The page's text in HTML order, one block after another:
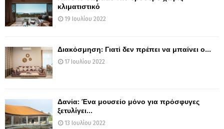
κλιματιστικό
19 Ιουλίου 2022
Διακόσμηση: Γιατί δεν πρέπει να μπαίνει ο...
17 Ιουλίου 2022
Δανία: Ένα μουσείο μόνο για πρόσφυγες
ξετυλίγει...
13 Ιουλίου 2022